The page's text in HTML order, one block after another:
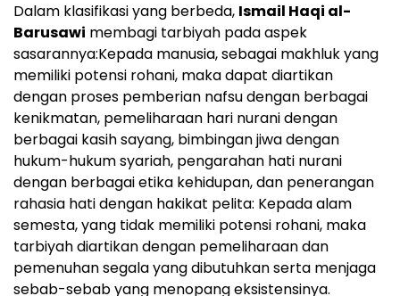
Dalam klasifikasi yang berbeda, Ismail Haqi al-
Barusawi membagi tarbiyah pada aspek
sasarannya:Kepada manusia, sebagai makhluk yang
memiliki potensi rohani, maka dapat diartikan
dengan proses pemberian nafsu dengan berbagai
kenikmatan, pemeliharaan hari nurani dengan
berbagai kasih sayang, bimbingan jiwa dengan
hukum-hukum syariah, pengarahan hati nurani
dengan berbagai etika kehidupan, dan penerangan
rahasia hati dengan hakikat pelita: Kepada alam
semesta, yang tidak memiliki potensi rohani, maka
tarbiyah diartikan dengan pemeliharaan dan
pemenuhan segala yang dibutuhkan serta menjaga
sebab-sebab yang menopang eksistensinya.